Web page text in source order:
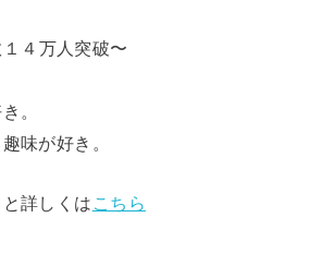
４万人突破〜
。
味が好き。
詳しくは こちら